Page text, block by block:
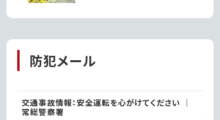
の夏休み」｜石岡市
防犯メール
交通事故情報：安全運転を心がけてください ｜
常総警察署